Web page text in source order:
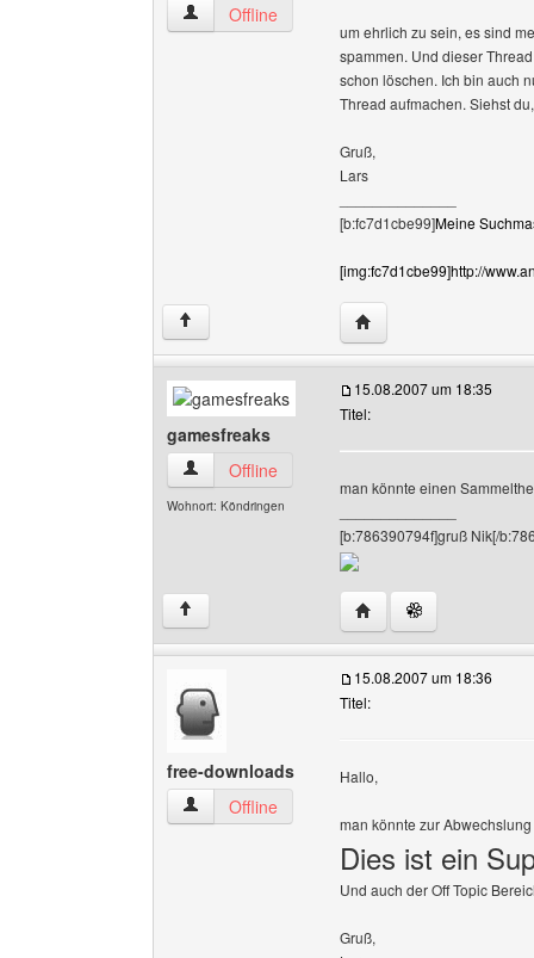
free-downloads Benutzer-Profile anzeigen
Offline
um ehrlich zu sein, es sind
spammen. Und dieser
schon löschen. Ich bin auch
Thread aufmachen. Siehst
Gruß,
Lars
[b:fc7d1cbe99]Meine
[img:fc7d1cbe99]http://
↑ Website dieses
gamesfreaks
gamesfreaks Benutzer-Profile anzeigen
Offline
Wohnort: Köndringen
15.08.2007 um 18:35
Titel:
man könnte einen
[b:786390794f]gruß Nik[/
↑ Website dieses
free-downloads
free-downloads Benutzer-Profile anzeigen
Offline
15.08.2007 um 18:36
Titel:
Hallo,
man könnte zur
Dies ist ein
Und auch der Off Topic
Gruß,